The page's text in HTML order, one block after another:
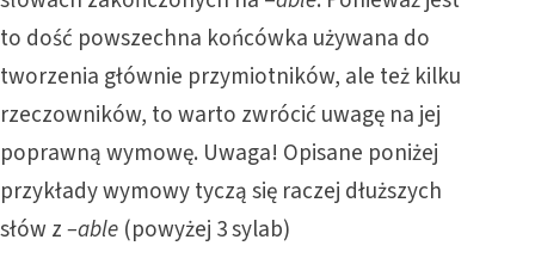
to dość powszechna końcówka używana do
tworzenia głównie przymiotników, ale też kilku
rzeczowników, to warto zwrócić uwagę na jej
poprawną wymowę. Uwaga! Opisane poniżej
przykłady wymowy tyczą się raczej dłuższych
słów z–able (powyżej 3 sylab)